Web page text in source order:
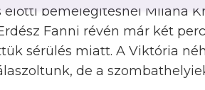
bemelegítésnél Milana
Fanni révén már két
sérülés miatt. A Viktória
de a